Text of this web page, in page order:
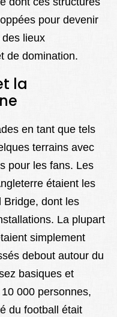
pour devenir
des lieux
de domination.
la
en tant que tels
terrains avec
pour les fans. Les
étaient les
Bridge, dont les
La plupart
simplement
debout autour du
basiques et
000 personnes,
du football était